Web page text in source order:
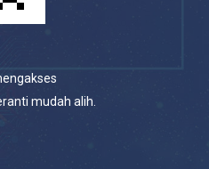
mudah alih.